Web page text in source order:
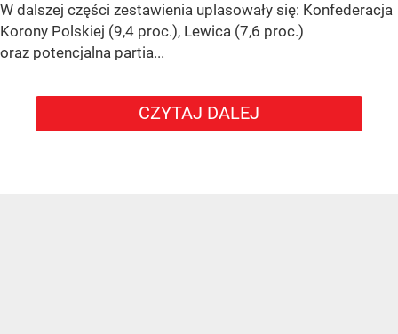
W dalszej części zestawienia uplasowały się: Konfederacja
Korony Polskiej (9,4 proc.), Lewica (7,6 proc.)
oraz potencjalna partia...
CZYTAJ DALEJ